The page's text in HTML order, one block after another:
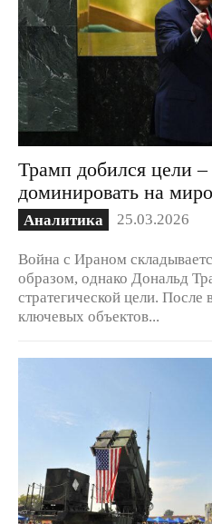
Трамп добился цели
доминировать на
Аналитика 25.03.2026
Война с Ираном
образом, однако Дональд
стратегической цели. После
ключевых объектов...